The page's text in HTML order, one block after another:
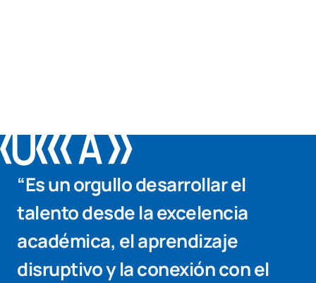
“Es un orgullo desarrollar el
talento desde la excelencia
académica, el aprendizaje
disruptivo y la conexión con el